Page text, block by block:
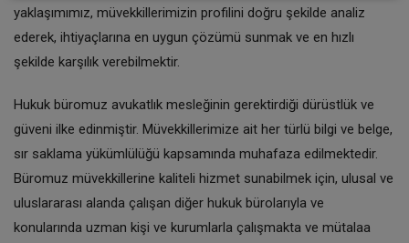
yaklaşımımız, müvekkillerimizin profilini doğru şekilde analiz
ederek, ihtiyaçlarına en uygun çözümü sunmak ve en hızlı
şekilde karşılık verebilmektir.
Hukuk büromuz avukatlık mesleğinin gerektirdiği dürüstlük ve
güveni ilke edinmiştir. Müvekkillerimize ait her türlü bilgi ve belge,
sır saklama yükümlülüğü kapsamında muhafaza edilmektedir.
Büromuz müvekkillerine kaliteli hizmet sunabilmek için, ulusal ve
uluslararası alanda çalışan diğer hukuk bürolarıyla ve
konularında uzman kişi ve kurumlarla çalışmakta ve mütalaa